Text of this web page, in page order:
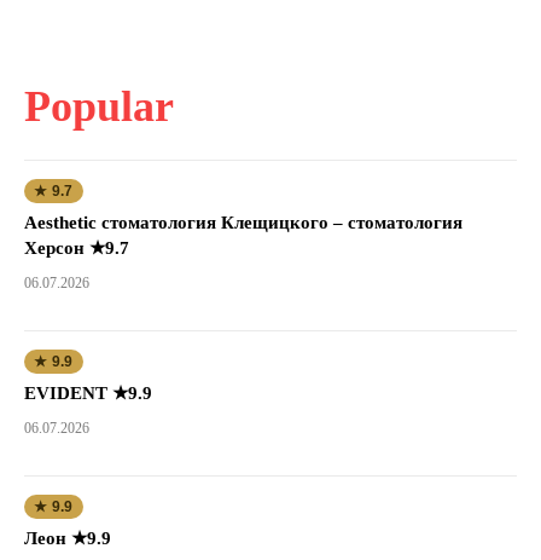
Popular
★ 9.7
Aesthetic стоматология Клещицкого – стоматология
Херсон ★9.7
06.07.2026
★ 9.9
EVIDENT ★9.9
06.07.2026
★ 9.9
Леон ★9.9